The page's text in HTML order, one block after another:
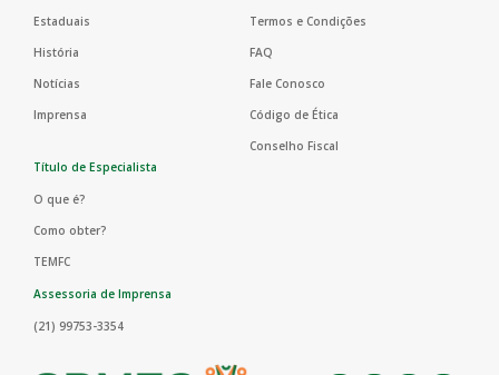
Estaduais
História
Notícias
Imprensa
Termos e Condições
FAQ
Fale Conosco
Código de Ética
Conselho Fiscal
Título de Especialista
O que é?
Como obter?
TEMFC
Assessoria de Imprensa
(21) 99753-3354